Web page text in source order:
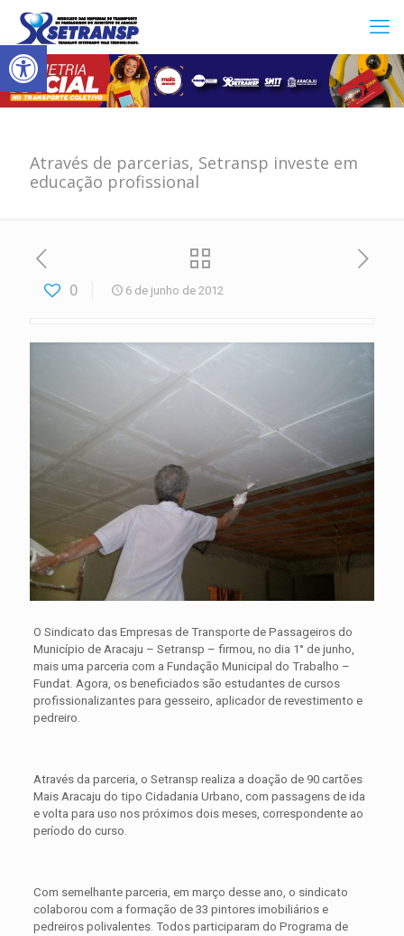
Abrir a barra de ferramentas
Através de parcerias, Setransp investe em
educação profissional
0 6 de junho de 2012
O Sindicato das Empresas de Transporte de Passageiros do
Município de Aracaju – Setransp – firmou, no dia 1° de junho,
mais uma parceria com a Fundação Municipal do Trabalho –
Fundat. Agora, os beneficiados são estudantes de cursos
profissionalizantes para gesseiro, aplicador de revestimento e
pedreiro.
Através da parceria, o Setransp realiza a doação de 90 cartões
Mais Aracaju do tipo Cidadania Urbano, com passagens de ida
e volta para uso nos próximos dois meses, correspondente ao
período do curso.
Com semelhante parceria, em março desse ano, o sindicato
colaborou com a formação de 33 pintores imobiliários e
pedreiros polivalentes. Todos participaram do Programa de